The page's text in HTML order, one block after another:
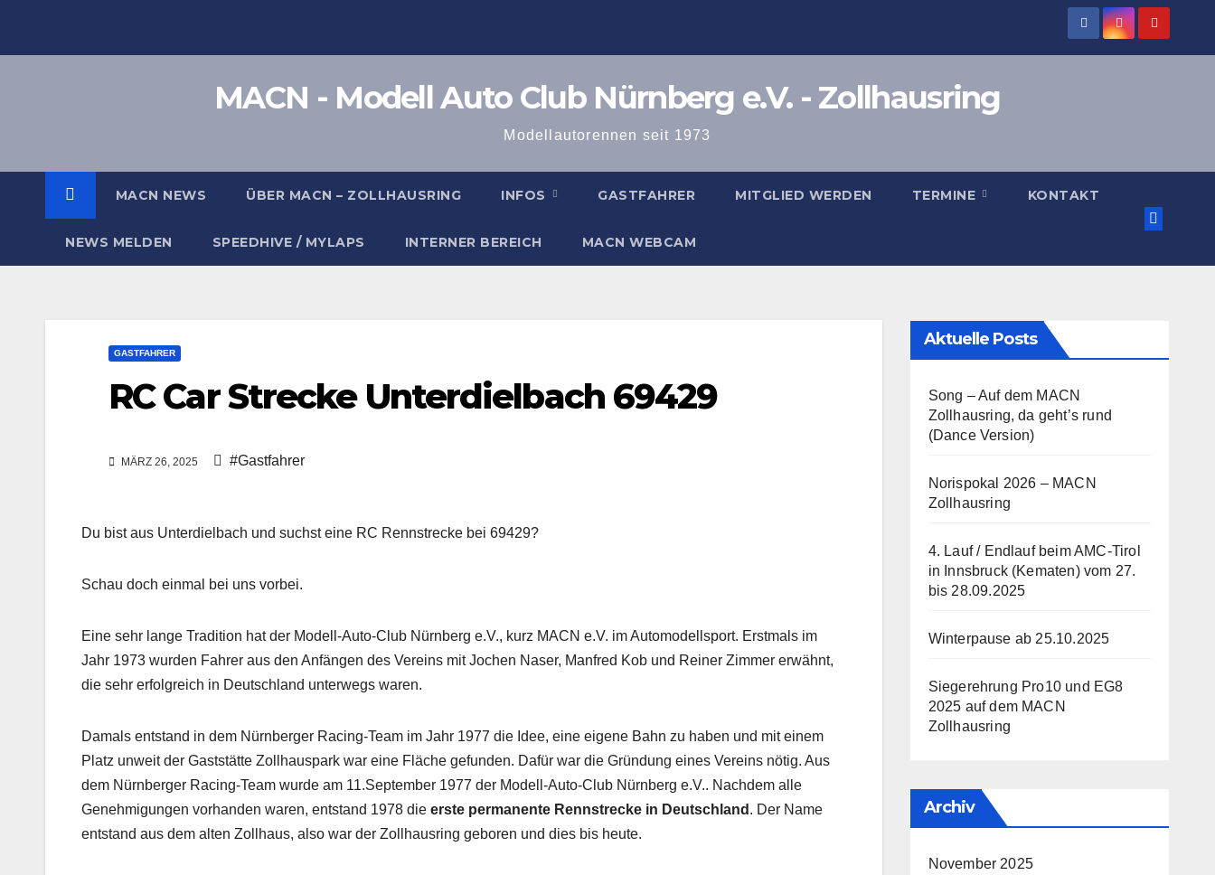
MACN - Modell Auto Club Nürnberg e.V. - Zollhausring
Modellautorennen seit 1973
MACN NEWS ÜBER MACN – ZOLLHAUSRING INFOS GASTFAHRER MITGLIED WERDEN TERMINE KONTAKT
NEWS MELDEN SPEEDHIVE / MYLAPS INTERNER BEREICH MACN WEBCAM
GASTFAHRER
RC Car Strecke Unterdielbach 69429
MÄRZ 26, 2025 #Gastfahrer
Du bist aus Unterdielbach und suchst eine RC Rennstrecke bei 69429?
Schau doch einmal bei uns vorbei.
Eine sehr lange Tradition hat der Modell-Auto-Club Nürnberg e.V., kurz MACN e.V. im Automodellsport. Erstmals im
Jahr 1973 wurden Fahrer aus den Anfängen des Vereins mit Jochen Naser, Manfred Kob und Reiner Zimmer erwähnt,
die sehr erfolgreich in Deutschland unterwegs waren.
Damals entstand in dem Nürnberger Racing-Team im Jahr 1977 die Idee, eine eigene Bahn zu haben und mit einem
Platz unweit der Gaststätte Zollhauspark war eine Fläche gefunden. Dafür war die Gründung eines Vereins nötig. Aus
dem Nürnberger Racing-Team wurde am 11.September 1977 der Modell-Auto-Club Nürnberg e.V.. Nachdem alle
Genehmigungen vorhanden waren, entstand 1978 die erste permanente Rennstrecke in Deutschland . Der Name
entstand aus dem alten Zollhaus, also war der Zollhausring geboren und dies bis heute.
Aktuelle Posts
Song – Auf dem MACN
Zollhausring, da geht’s rund
(Dance Version)
Norispokal 2026 – MACN
Zollhausring
4. Lauf / Endlauf beim AMC-Tirol
in Innsbruck (Kematen) vom 27.
bis 28.09.2025
Winterpause ab 25.10.2025
Siegerehrung Pro10 und EG8
2025 auf dem MACN
Zollhausring
Archiv
November 2025